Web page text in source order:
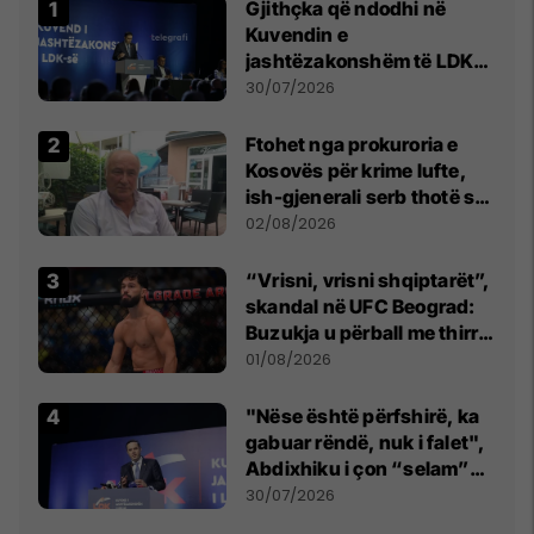
Gjithçka që ndodhi në
Kuvendin e
jashtëzakonshëm të LDK-
së
30/07/2026
Ftohet nga prokuroria e
Kosovës për krime lufte,
ish-gjenerali serb thotë se
dikush e tradhtoi në
02/08/2026
“Vrisni, vrisni shqiptarët”,
skandal në UFC Beograd:
Buzukja u përball me thirrje
anti-shqiptare nga
01/08/2026
"Nëse është përfshirë, ka
gabuar rëndë, nuk i falet",
Abdixhiku i çon “selam”
Përparim Ramës
30/07/2026